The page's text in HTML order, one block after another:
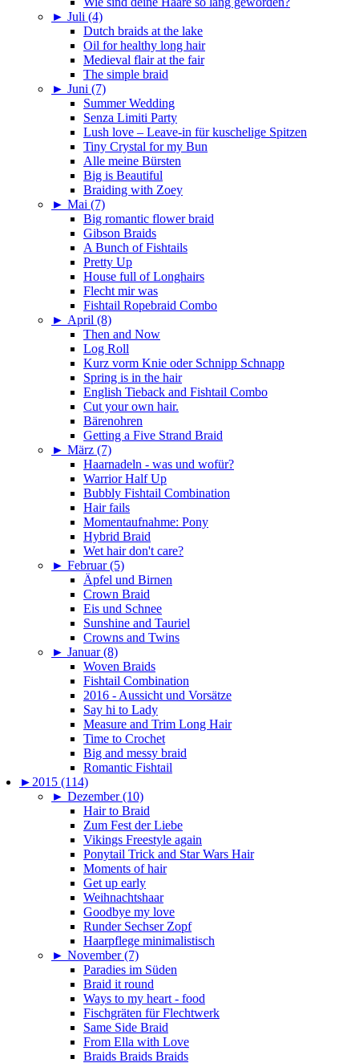
► Juli (4)
Dutch braids at the lake
Oil for healthy long hair
Medieval flair at the fair
The simple braid
► Juni (7)
Summer Wedding
Senza Limiti Party
Lush love – Leave-in für kuschelige Spitzen
Tiny Crystal for my Bun
Alle meine Bürsten
Big is Beautiful
Braiding with Zoey
► Mai (7)
Big romantic flower braid
Gibson Braids
A Bunch of Fishtails
Pretty Up
House full of Longhairs
Flecht mir was
Fishtail Ropebraid Combo
► April (8)
Then and Now
Log Roll
Kurz vorm Knie oder Schnipp Schnapp
Spring is in the hair
English Tieback and Fishtail Combo
Cut your own hair.
Bärenohren
Getting a Five Strand Braid
► März (7)
Haarnadeln - was und wofür?
Warrior Half Up
Bubbly Fishtail Combination
Hair fails
Momentaufnahme: Pony
Hybrid Braid
Wet hair don't care?
► Februar (5)
Äpfel und Birnen
Crown Braid
Eis und Schnee
Sunshine and Tauriel
Crowns and Twins
► Januar (8)
Woven Braids
Fishtail Combination
2016 - Aussicht und Vorsätze
Say hi to Lady
Measure and Trim Long Hair
Time to Crochet
Big and messy braid
Romantic Fishtail
► 2015 (114)
► Dezember (10)
Hair to Braid
Zum Fest der Liebe
Vikings Freestyle again
Ponytail Trick and Star Wars Hair
Moments of hair
Get up early
Weihnachtshaar
Goodbye my love
Runder Sechser Zopf
Haarpflege minimalistisch
► November (7)
Paradies im Süden
Braid it round
Ways to my heart - food
Fischgräten für Flechtwerk
Same Side Braid
From Ella with Love
Braids Braids Braids